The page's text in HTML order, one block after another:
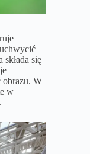
się
obrazu. W
w